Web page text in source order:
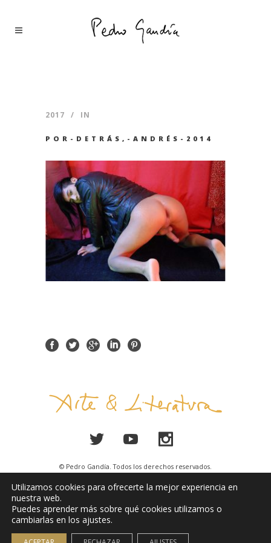
2017 IN
POR-DETRÁS,-ANDRÉS-2014
© Pedro Gandía. Todos los derechos reservados.
Aviso Legal
Utilizamos cookies para ofrecerte la mejor experiencia en
nuestra web.
Puedes aprender más sobre qué cookies utilizamos o
cambiarlas en los ajustes.